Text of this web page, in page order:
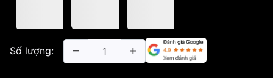
Số lượng: